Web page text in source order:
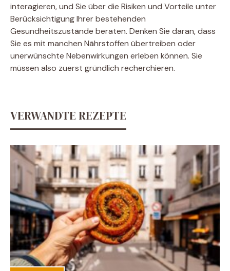
interagieren, und Sie über die Risiken und Vorteile unter
Berücksichtigung Ihrer bestehenden
Gesundheitszustände beraten. Denken Sie daran, dass
Sie es mit manchen Nährstoffen übertreiben oder
unerwünschte Nebenwirkungen erleben können. Sie
müssen also zuerst gründlich recherchieren.
VERWANDTE REZEPTE